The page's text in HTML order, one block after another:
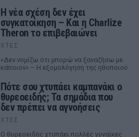
Η νέα σχέση δεν έχει
συγκατοίκηση – Και η Charlize
Theron το επιβεβαιώνει
ΧΤΕΣ
«Δεν νομίζω ότι μπορώ να ξαναζήσω με
κάποιον» – Η εξομολόγηση της ηθοποιού
Πότε σου χτυπάει καμπανάκι ο
θυρεοειδής; Τα σημάδια που
δεν πρέπει να αγνοήσεις
ΧΤΕΣ
Ο θυρεοειδής χτυπάει πολλές γυναίκες